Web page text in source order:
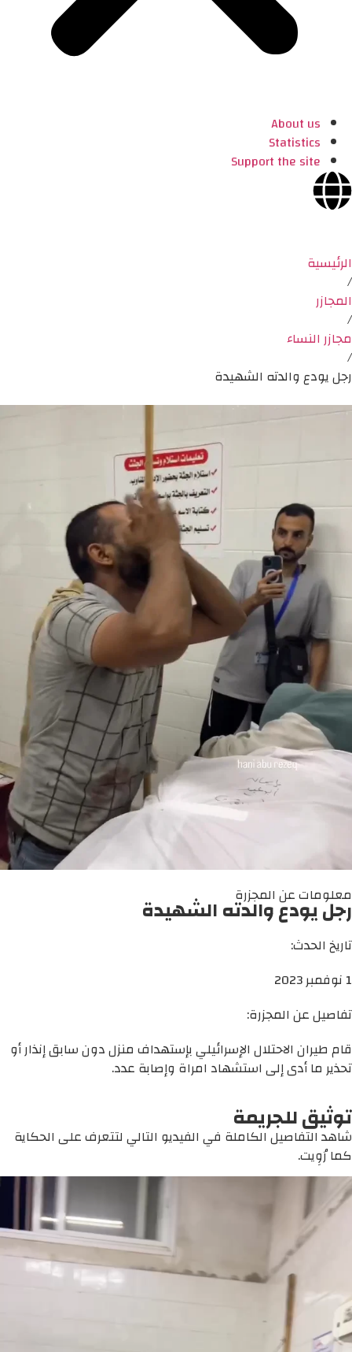
About us
Statistics
Support the site
الرئيسية
/
المجازر
/
مجازر النساء
/
رجل يودع والدته الشهيدة
معلومات عن المجزرة
رجل يودع والدته الشهيدة
تاريخ الحدث:
1 نوفمبر 2023
تفاصيل عن المجزرة:
قام طيران الاحتلال الإسرائيلي بإستهداف منزل دون سابق إنذار أو
تحذير ما أدى إلى استشهاد امراة وإصابة عدد.
توثيق للجريمة
شاهد التفاصيل الكاملة في الفيديو التالي لتتعرف على الحكاية
كما رُوِيت.